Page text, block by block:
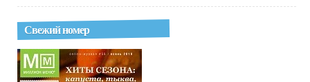
Свежий номер